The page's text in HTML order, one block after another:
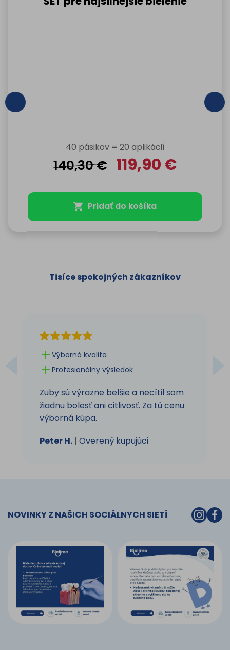
40 pásikov = 20 aplikácií
140,30€ 119,90€
Pridať do košíka
Tisíce spokojných zákazníkov
Výborná kvalita
Profesionálny výsledok
Zuby sú výrazne belšie a necítil som
žiadnu bolesť ani citlivosť. Za tú cenu
výborná kúpa.
Peter H. | Overený kupujúci
NOVINKY Z NAŠICH SOCIÁLNYCH SIETÍ